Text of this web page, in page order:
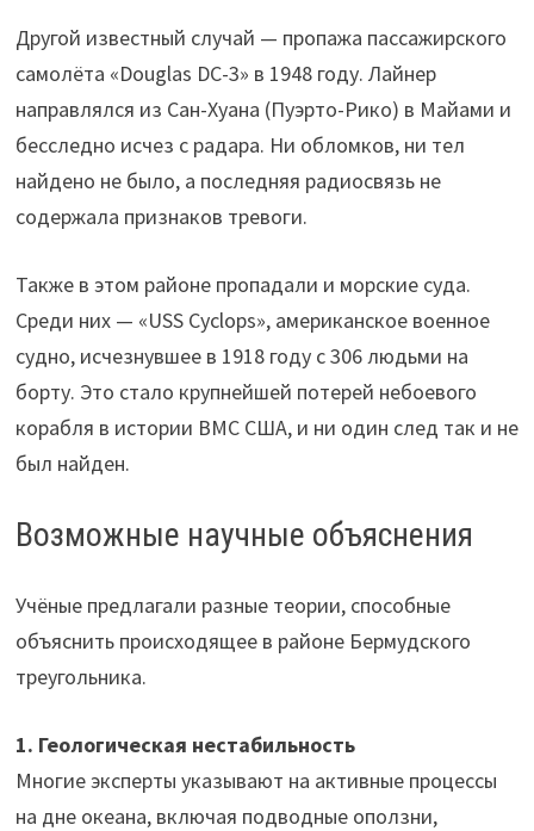
Другой известный случай — пропажа пассажирского
самолёта «Douglas DC-3» в 1948 году. Лайнер
направлялся из Сан-Хуана (Пуэрто-Рико) в Майами и
бесследно исчез с радара. Ни обломков, ни тел
найдено не было, а последняя радиосвязь не
содержала признаков тревоги.
Также в этом районе пропадали и морские суда.
Среди них — «USS Cyclops», американское военное
судно, исчезнувшее в 1918 году с 306 людьми на
борту. Это стало крупнейшей потерей небоевого
корабля в истории ВМС США, и ни один след так и не
был найден.
Возможные научные объяснения
Учёные предлагали разные теории, способные
объяснить происходящее в районе Бермудского
треугольника.
1. Геологическая нестабильность
Многие эксперты указывают на активные процессы
на дне океана, включая подводные оползни,